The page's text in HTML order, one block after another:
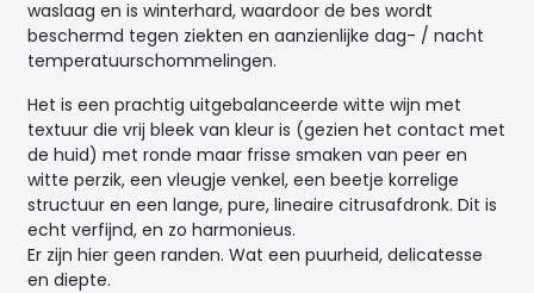
waslaag en is winterhard, waardoor de bes wordt
beschermd tegen ziekten en aanzienlijke dag- / nacht
temperatuurschommelingen.
Het is een prachtig uitgebalanceerde witte wijn met
textuur die vrij bleek van kleur is (gezien het contact met
de huid) met ronde maar frisse smaken van peer en
witte perzik, een vleugje venkel, een beetje korrelige
structuur en een lange, pure, lineaire citrusafdronk. Dit is
echt verfijnd, en zo harmonieus.
Er zijn hier geen randen. Wat een puurheid, delicatesse
en diepte.